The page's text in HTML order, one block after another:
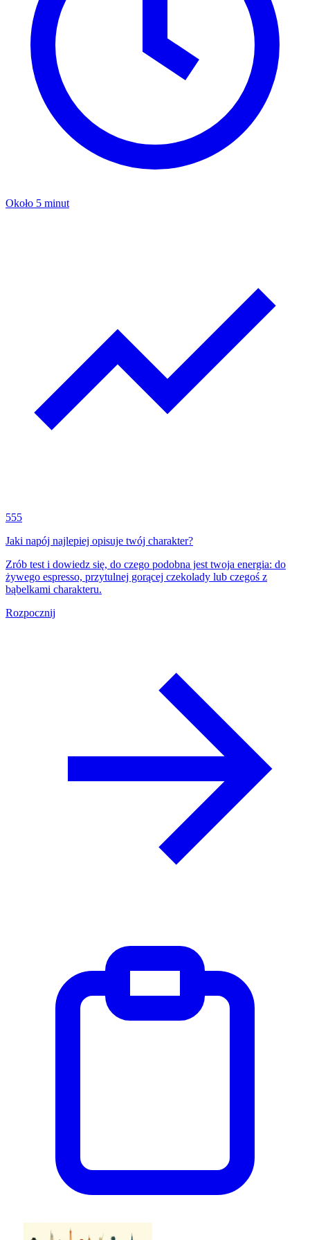
Około 5 minut
555
Jaki napój najlepiej opisuje twój charakter?
Zrób test i dowiedz się, do czego podobna jest twoja energia: do
żywego espresso, przytulnej gorącej czekolady lub czegoś z
bąbelkami charakteru.
Rozpocznij